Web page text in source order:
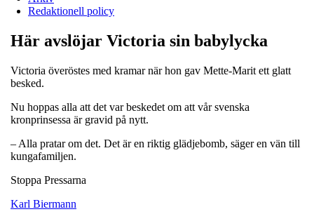
Redaktionell policy
Här avslöjar Victoria sin babylycka
Victoria överöstes med kramar när hon gav Mette-Marit ett glatt
besked.
Nu hoppas alla att det var beskedet om att vår svenska
kronprinsessa är gravid på nytt.
– Alla pratar om det. Det är en riktig glädjebomb, säger en vän till
kungafamiljen.
Stoppa Pressarna
Karl Biermann